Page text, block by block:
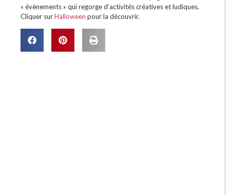
« évènements » qui regorge d’activités créatives et ludiques.
Cliquer surHalloween pour la découvrir.